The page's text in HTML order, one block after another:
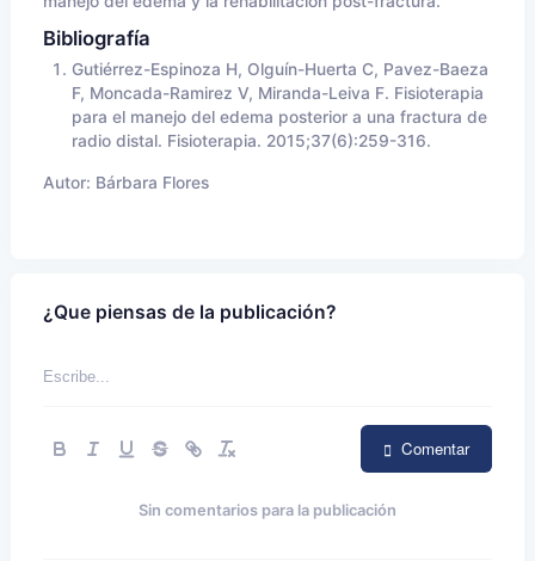
Bibliografía
Gutiérrez-Espinoza H, Olguín-Huerta C, Pavez-Baeza
F, Moncada-Ramirez V, Miranda-Leiva F. Fisioterapia
para el manejo del edema posterior a una fractura de
radio distal. Fisioterapia. 2015;37(6):259-316.
Autor: Bárbara Flores
¿Que piensas de la publicación?
Comentar
Sin comentarios para la publicación